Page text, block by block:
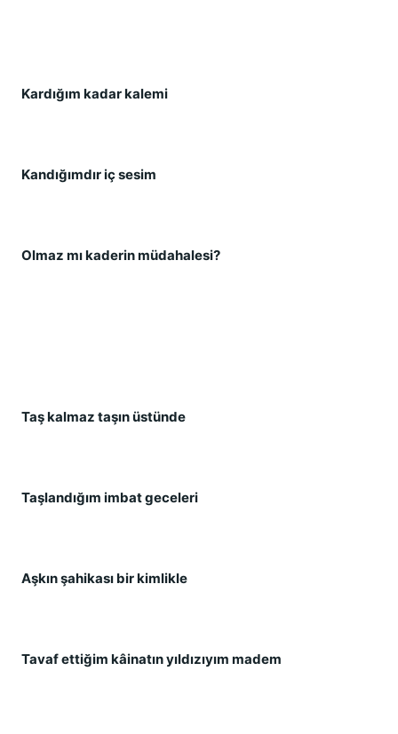
Kardığım kadar kalemi
Kandığımdır iç sesim
Olmaz mı kaderin müdahalesi?
Taş kalmaz taşın üstünde
Taşlandığım imbat geceleri
Aşkın şahikası bir kimlikle
Tavaf ettiğim kâinatın yıldızıyım madem